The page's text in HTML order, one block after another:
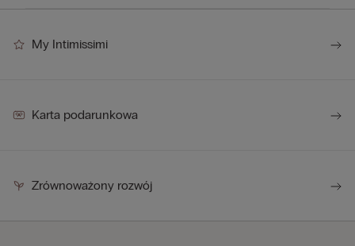
My Intimissimi
Karta podarunkowa
Zrównoważony rozwój